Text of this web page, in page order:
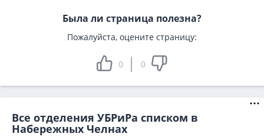
Была ли страница полезна?
Пожалуйста, оцените страницу:
0 0
Все отделения УБРиРа списком в
Набережных Челнах